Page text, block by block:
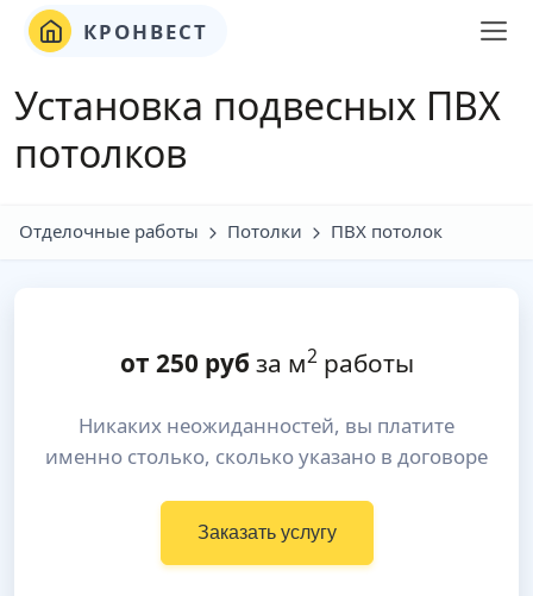
КРОНВЕСТ
Установка подвесных ПВХ
потолков
Отделочные работы Потолки ПВХ потолок
от 250руб за м2работы
Никаких неожиданностей, вы платите
именно столько, сколько указано в договоре
Заказать услугу